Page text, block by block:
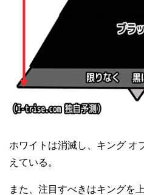
ホワイトは消滅し、キング オ
えている。
また、注目すべきはキングを